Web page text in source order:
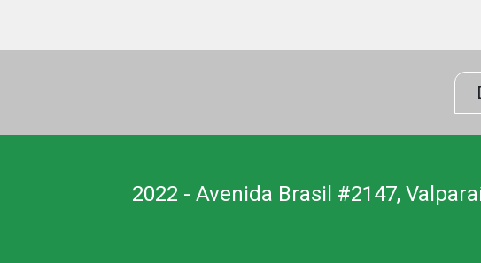
2022 - Avenida Brasil #2147,